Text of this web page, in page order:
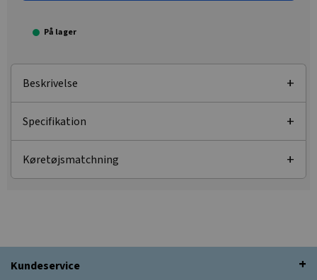
På lager
Beskrivelse
Specifikation
Køretøjsmatchning
Kundeservice